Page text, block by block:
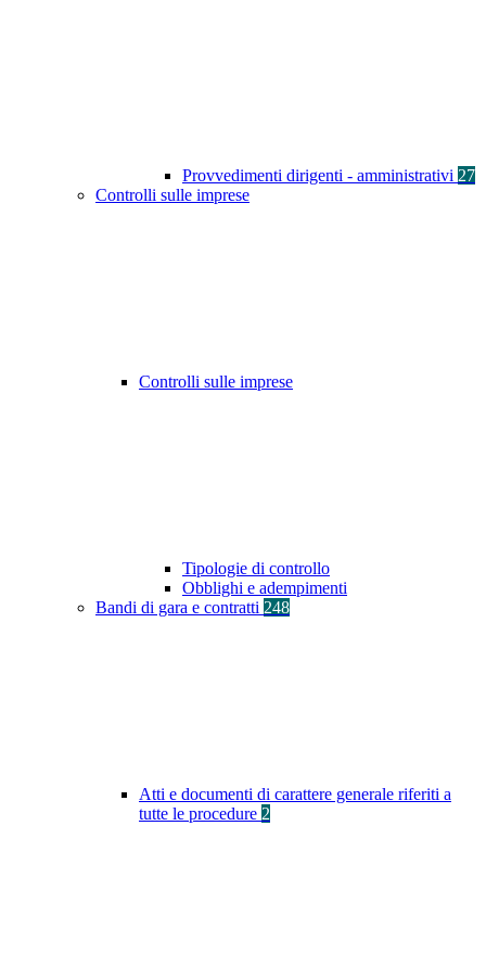
Provvedimenti dirigenti - amministrativi 27
Controlli sulle imprese
Controlli sulle imprese
Tipologie di controllo
Obblighi e adempimenti
Bandi di gara e contratti 248
Atti e documenti di carattere generale riferiti a
tutte le procedure 2